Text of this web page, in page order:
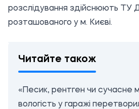
розслідування здійснюють ТУ
розташованого у м. Києві.
Читайте також
«Песик, рентген чи сучасне
вологість у гаражі